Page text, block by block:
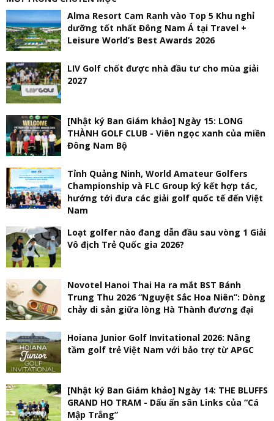
Alma Resort Cam Ranh vào Top 5 Khu nghỉ
dưỡng tốt nhất Đông Nam Á tại Travel +
Leisure World’s Best Awards 2026
LIV Golf chốt được nhà đầu tư cho mùa giải
2027
[Nhật ký Ban Giám khảo] Ngày 15: LONG
THÀNH GOLF CLUB - Viên ngọc xanh của miền
Đông Nam Bộ
Tỉnh Quảng Ninh, World Amateur Golfers
Championship và FLC Group ký kết hợp tác,
hướng tới đưa các giải golf quốc tế đến Việt
Nam
Loạt golfer nào đang dẫn đầu sau vòng 1 Giải
Vô địch Trẻ Quốc gia 2026?
Novotel Hanoi Thai Ha ra mắt BST Bánh
Trung Thu 2026 “Nguyệt Sắc Hoa Niên”: Dòng
chảy di sản giữa lòng Hà Thành đương đại
Hoiana Junior Golf Invitational 2026: Nâng
tầm golf trẻ Việt Nam với bảo trợ từ APGC
[Nhật ký Ban Giám khảo] Ngày 14: THE BLUFFS
GRAND HO TRAM - Dấu ấn sân Links của “Cá
Mập Trắng”